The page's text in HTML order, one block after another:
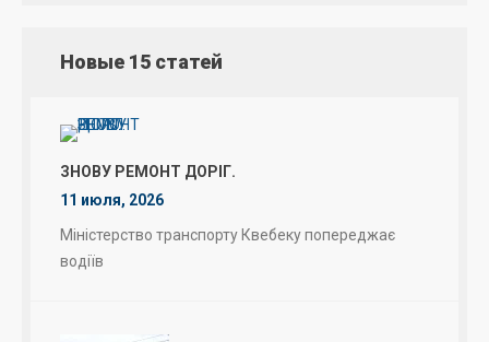
Новые 15 статей
ЗНОВУ РЕМОНТ ДОРІГ.
11 июля, 2026
Міністерство транспорту Квебеку попереджає
водіїв